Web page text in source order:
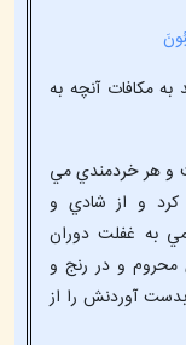
به مکافات آنچه به
و هر خردمندي مي
کرد و از شادي و
به غفلت دوران
محروم و در رنج و
آوردنش را از